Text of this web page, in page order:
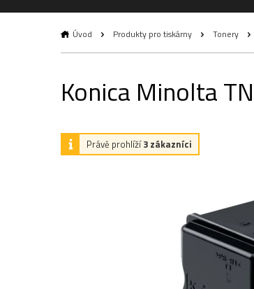
Úvod Produkty pro tiskárny Tonery
Konica Minolta
Právě prohlíží3 zákazníci